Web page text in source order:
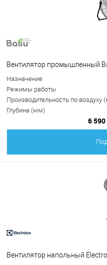
Вентилятор промышленный
Назначение
Режимы работы
Производительность по воздуху
Глубина (мм)
6 590
Вентилятор напольный